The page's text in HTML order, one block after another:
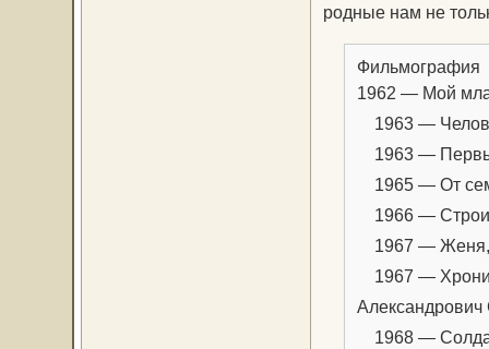
родные нам не
Фильмография
1962 — Мой
1963 —
1963 —
1965 — От
1966 —
1967 — Женя,
1967 —
1968 —